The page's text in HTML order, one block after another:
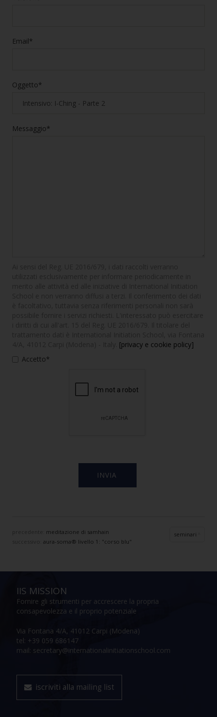
Email*
Oggetto*
Messaggio*
[privacy e cookie policy]
Accetto*
precedente: meditazione di samhain
aura-soma® livello 1: "corso blu"
seminari
IIS MISSION
Fornire gli strumenti per accrescere la propria
consapevolezza e il proprio potenziale
Via Fontana 4/A, 41012 Carpi (Modena)
tel: +39 059 686147
mail: secretary@internationalinitiationschool.com
iscriviti alla mailing list